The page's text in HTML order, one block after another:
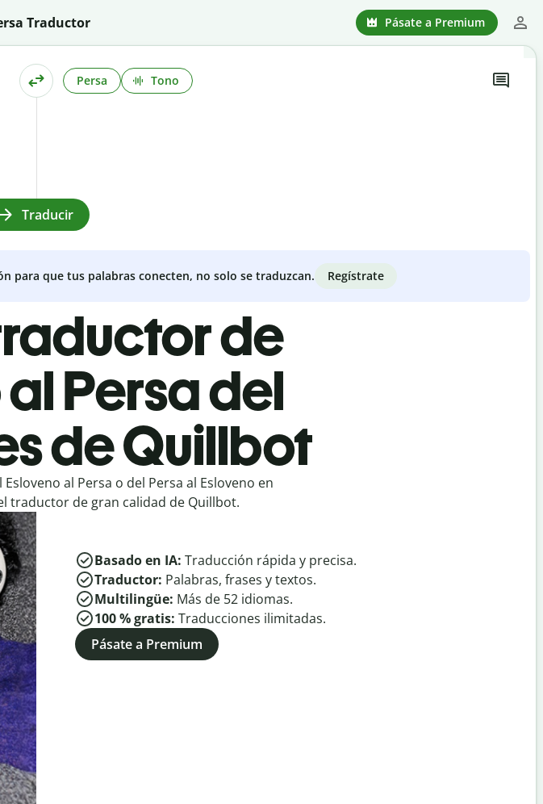
Traductor Pásate a Premium
Persa Tono
Traducir
para que tus palabras conecten, no solo se traduzcan. Regístrate
de
Persa del
de Quillbot
al Persa o del Persa al Esloveno en
traductor de gran calidad de Quillbot.
Basado en IA: Traducción rápida y precisa.
Traductor: Palabras, frases y textos.
Multilingüe: Más de 52 idiomas.
100 % gratis: Traducciones ilimitadas.
Pásate a Premium